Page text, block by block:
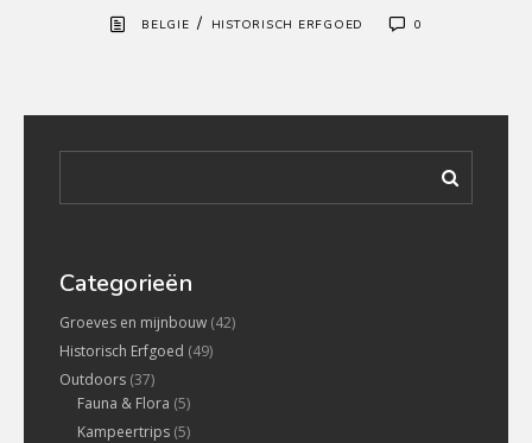
BELGIE / HISTORISCH ERFGOED 0
Categorieën
Groeves en mijnbouw (42)
Historisch Erfgoed (49)
Outdoors (37)
Fauna & Flora (5)
Kampeertrips (5)